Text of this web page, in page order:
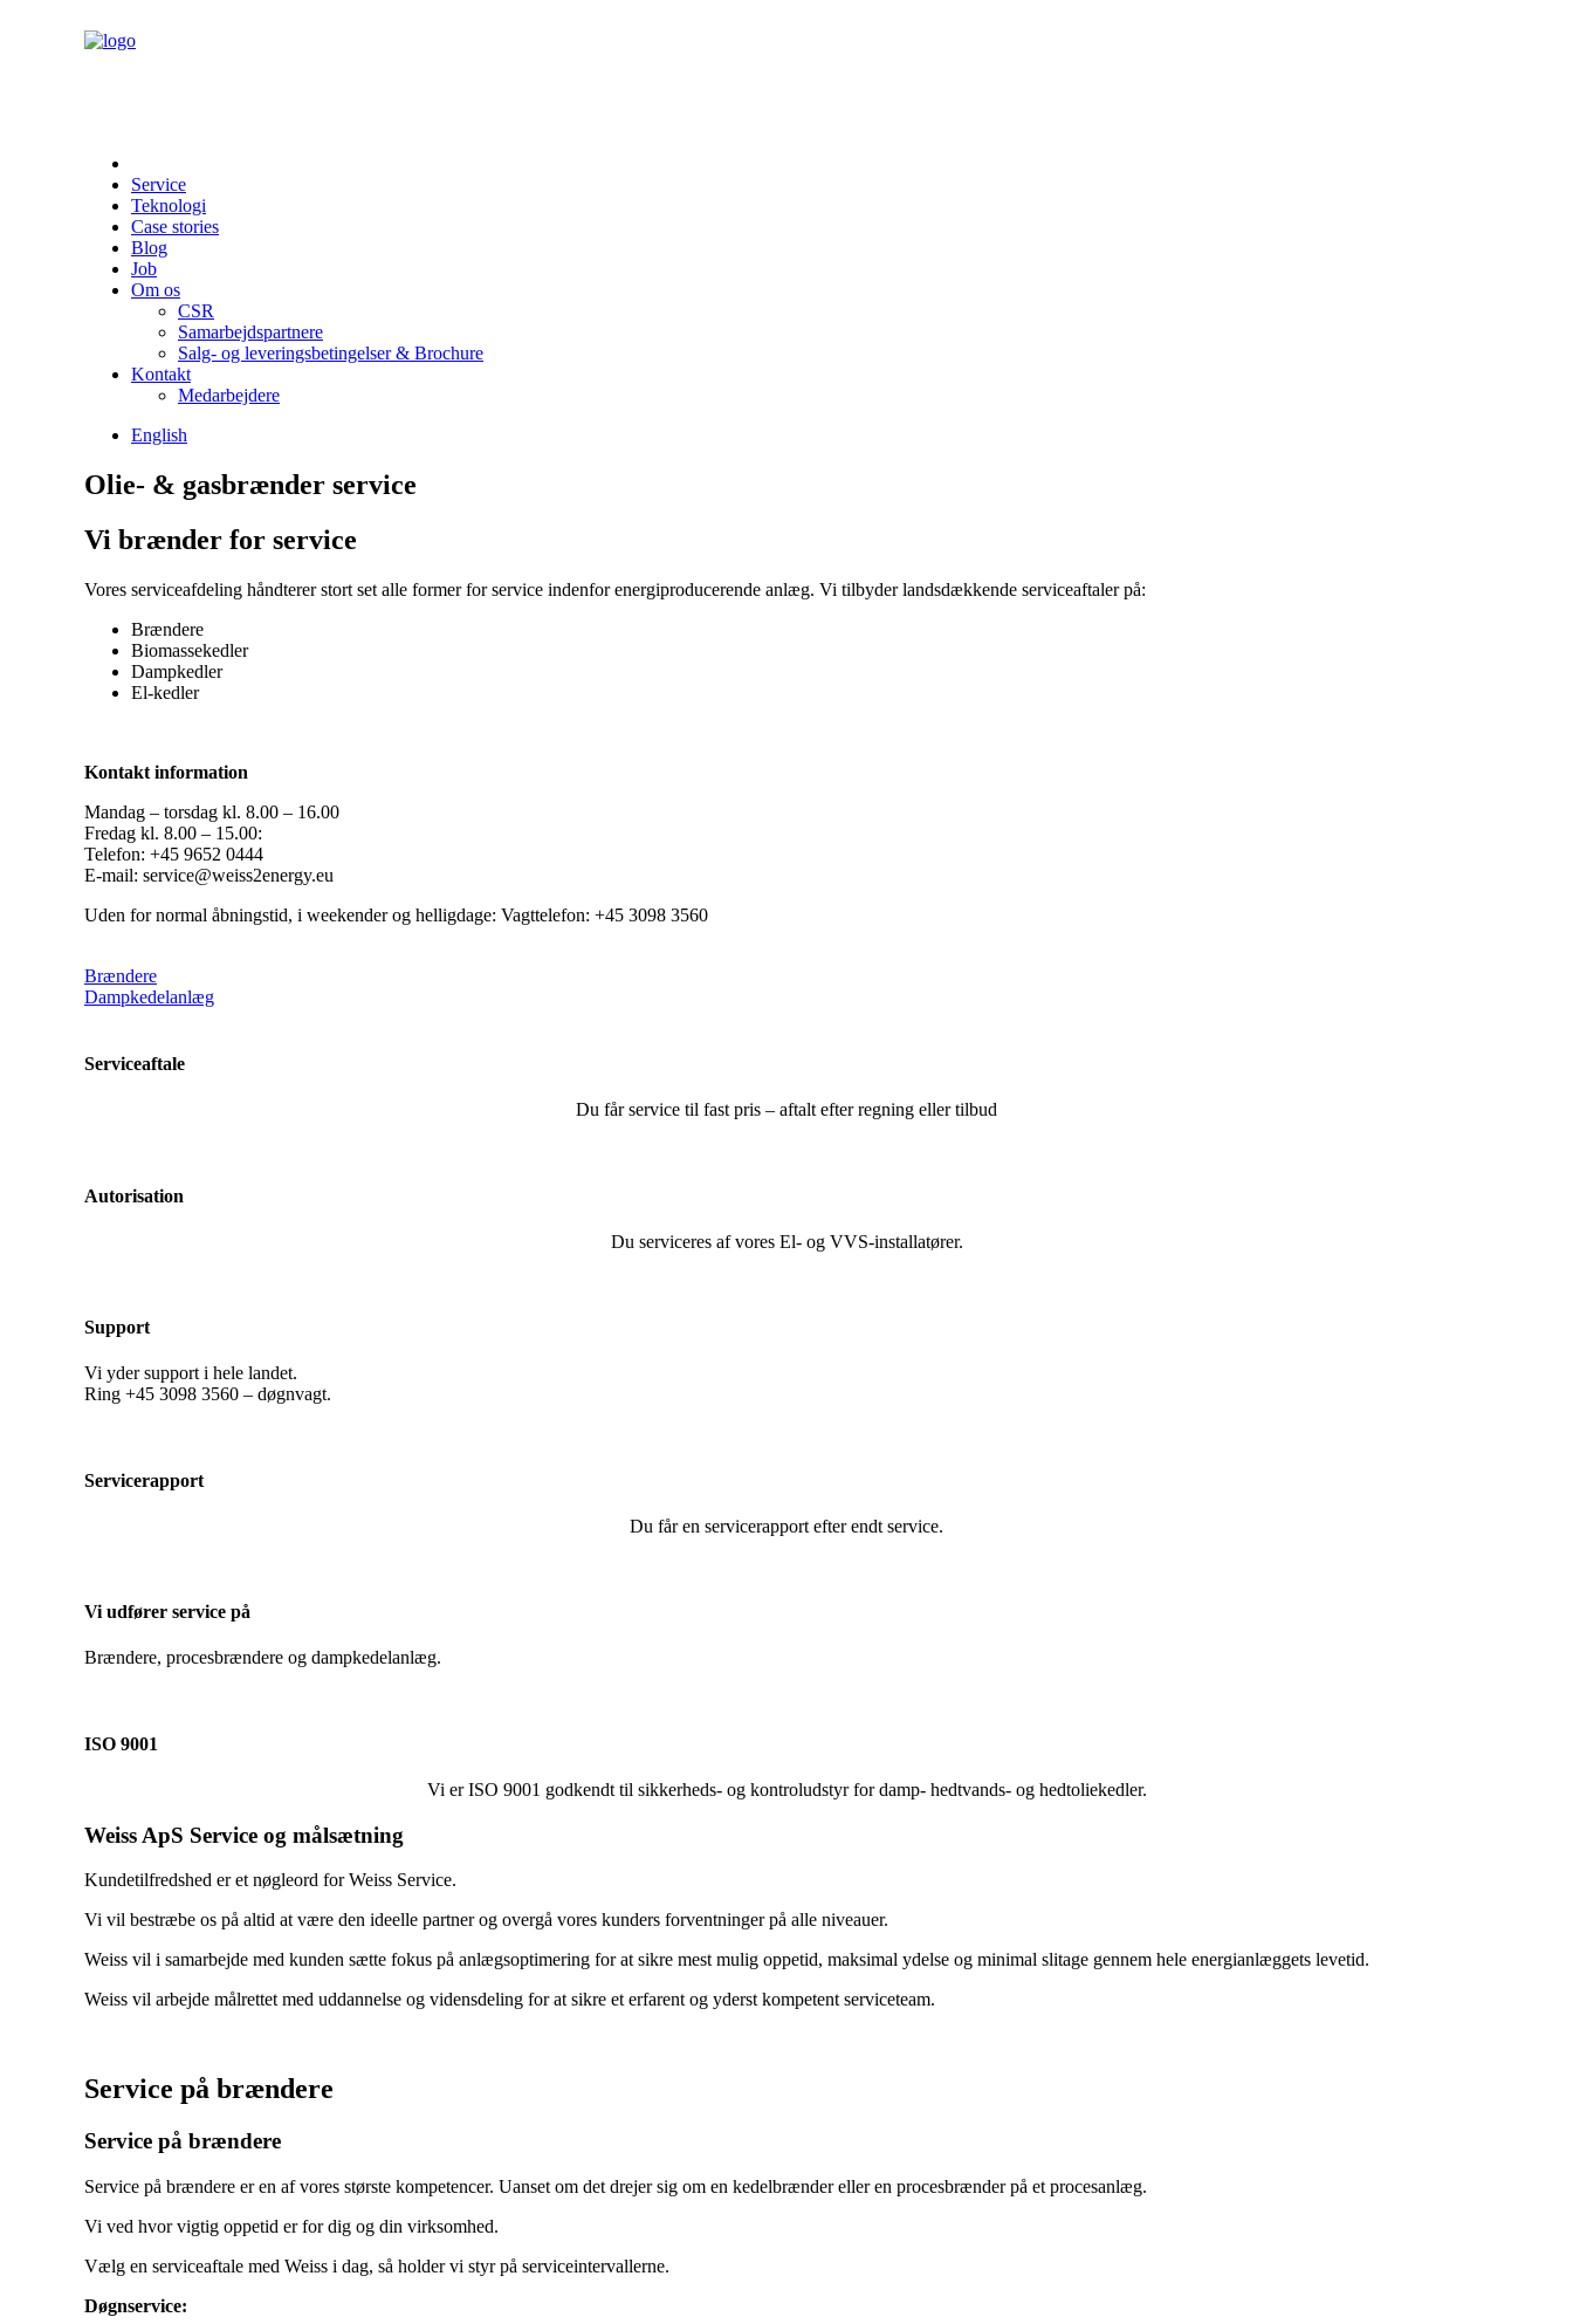
Service
Teknologi
Case stories
Blog
Job
Om os
CSR
Samarbejdspartnere
Salg- og leveringsbetingelser & Brochure
Kontakt
Medarbejdere
English
Olie- & gasbrænder service
Vi brænder for service
Vores serviceafdeling håndterer stort set alle former for service indenfor energiproducerende anlæg. Vi tilbyder landsdækkende serviceaftaler på:
Brændere
Biomassekedler
Dampkedler
El-kedler
Kontakt information
Mandag – torsdag kl. 8.00 – 16.00
Fredag kl. 8.00 – 15.00:
Telefon: +45 9652 0444
E-mail: service@weiss2energy.eu
Uden for normal åbningstid, i weekender og helligdage: Vagttelefon: +45 3098 3560
Brændere
Dampkedelanlæg
Serviceaftale
Du får service til fast pris – aftalt efter regning eller tilbud
Autorisation
Du serviceres af vores El- og VVS-installatører.
Support
Vi yder support i hele landet.
Ring +45 3098 3560 – døgnvagt.
Servicerapport
Du får en servicerapport efter endt service.
Vi udfører service på
Brændere, procesbrændere og dampkedelanlæg.
ISO 9001
Vi er ISO 9001 godkendt til sikkerheds- og kontroludstyr for damp- hedtvands- og hedtoliekedler.
Weiss ApS Service og målsætning
Kundetilfredshed er et nøgleord for Weiss Service.
Vi vil bestræbe os på altid at være den ideelle partner og overgå vores kunders forventninger på alle niveauer.
Weiss vil i samarbejde med kunden sætte fokus på anlægsoptimering for at sikre mest mulig oppetid, maksimal ydelse og minimal slitage gennem hele energianlæggets levetid.
Weiss vil arbejde målrettet med uddannelse og vidensdeling for at sikre et erfarent og yderst kompetent serviceteam.
Service på brændere
Service på brændere
Service på brændere er en af vores største kompetencer. Uanset om det drejer sig om en kedelbrænder eller en procesbrænder på et procesanlæg.
Vi ved hvor vigtig oppetid er for dig og din virksomhed.
Vælg en serviceaftale med Weiss i dag, så holder vi styr på serviceintervallerne.
Døgnservice: